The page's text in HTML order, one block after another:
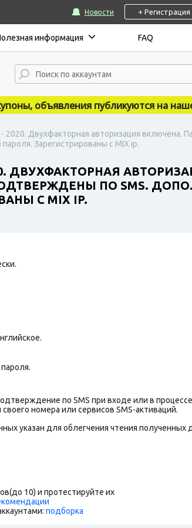
Новости + Регистрация
информация FAQ
объявления публикуются на нашем
2020. Двухфакторная авторизация включена.
Зарегистрированы с MIX ip.
ДВУХФАКТОРНАЯ
ПО SMS.
С MIX IP.
по SMS при входе или в
номера или сервисов SMS-активаций.
указан для облегчения чтения полученных
10) и протестируйте их
подборка